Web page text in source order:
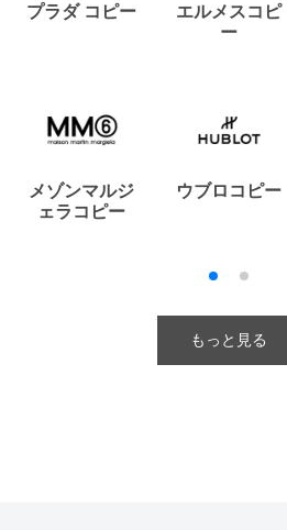
プラダ コピー
エルメスコピ
ー
メゾンマルジ
ェラコピー
ウブロコピー
もっと見る